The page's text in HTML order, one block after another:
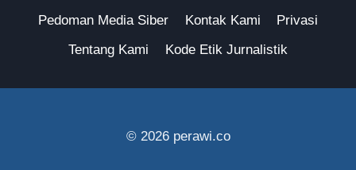
Pedoman Media Siber Kontak Kami
Privasi
Tentang Kami
Kode Etik Jurnalistik
© 2026 perawi.co